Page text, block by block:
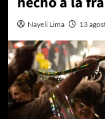
Nayeli Lima 13